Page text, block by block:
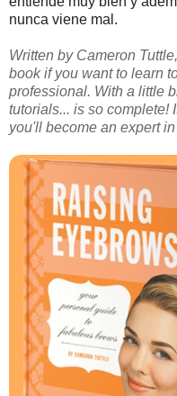
nunca viene mal.
Written by Cameron
book if you want to learn
professional. With a little
tutorials... is so complete!
you'll become an expert